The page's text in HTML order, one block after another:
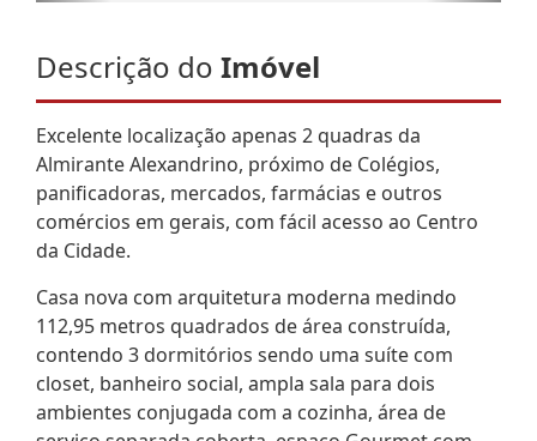
Descrição do Imóvel
Excelente localização apenas 2 quadras da
Almirante Alexandrino, próximo de Colégios,
panificadoras, mercados, farmácias e outros
comércios em gerais, com fácil acesso ao Centro
da Cidade.
Casa nova com arquitetura moderna medindo
112,95 metros quadrados de área construída,
contendo 3 dormitórios sendo uma suíte com
closet, banheiro social, ampla sala para dois
ambientes conjugada com a cozinha, área de